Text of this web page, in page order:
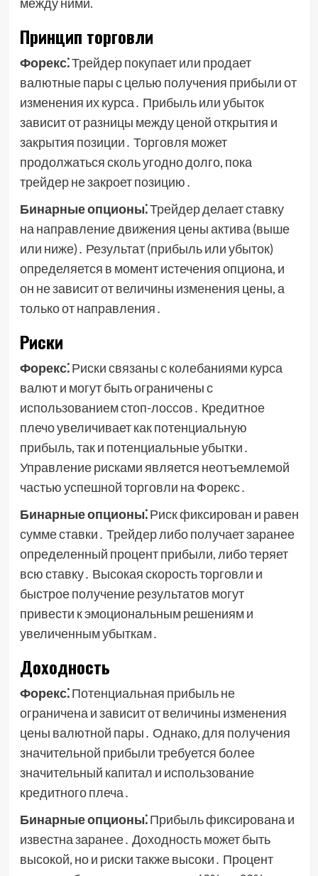
Принцип торговли
Форекс⁚Трейдер покупает или продает
валютные пары с целью получения прибыли от
изменения их курса․ Прибыль или убыток
зависит от разницы между ценой открытия и
закрытия позиции․ Торговля может
продолжаться сколь угодно долго, пока
трейдер не закроет позицию․
Бинарные опционы⁚Трейдер делает ставку
на направление движения цены актива (выше
или ниже)․ Результат (прибыль или убыток)
определяется в момент истечения опциона, и
он не зависит от величины изменения цены, а
только от направления․
Риски
Форекс⁚Риски связаны с колебаниями курса
валют и могут быть ограничены с
использованием стоп-лоссов․ Кредитное
плечо увеличивает как потенциальную
прибыль, так и потенциальные убытки․
Управление рисками является неотъемлемой
частью успешной торговли на Форекс․
Бинарные опционы⁚Риск фиксирован и равен
сумме ставки․ Трейдер либо получает заранее
определенный процент прибыли, либо теряет
всю ставку․ Высокая скорость торговли и
быстрое получение результатов могут
привести к эмоциональным решениям и
увеличенным убыткам․
Доходность
Форекс⁚Потенциальная прибыль не
ограничена и зависит от величины изменения
цены валютной пары․ Однако, для получения
значительной прибыли требуется более
значительный капитал и использование
кредитного плеча․
Бинарные опционы⁚Прибыль фиксирована и
известна заранее․ Доходность может быть
высокой, но и риски также высоки․ Процент